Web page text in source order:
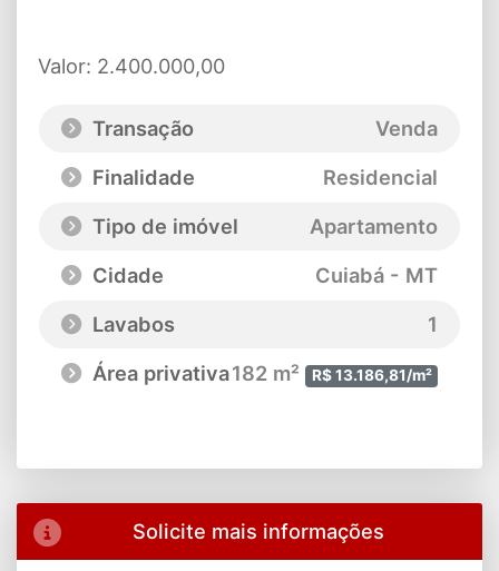
Valor: 2.400.000,00
Transação
Venda
Finalidade
Residencial
Tipo de imóvel
Apartamento
Cidade
Cuiabá - MT
Lavabos
1
Área privativa182 m² R$ 13.186,81/m²
Solicite mais informações